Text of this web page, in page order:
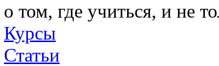
о том, где учиться, и не
Курсы
Статьи